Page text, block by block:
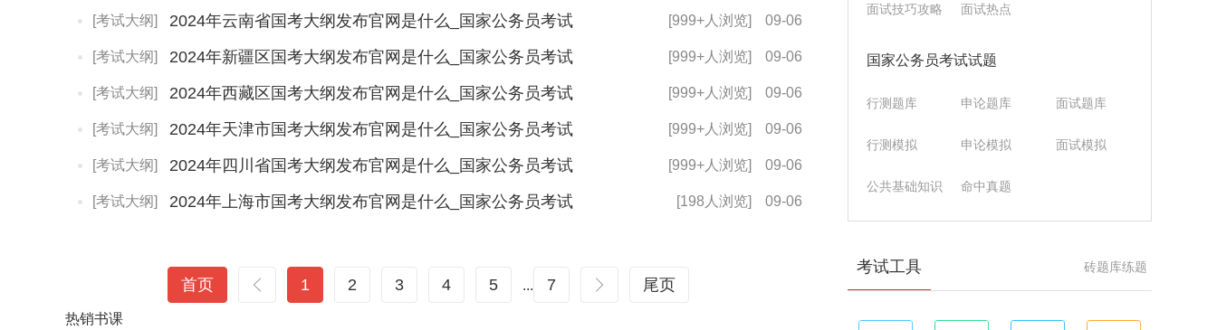
09-06
[999+人浏览]
[考试大纲] 2024年云南省国考大纲发布官网是什么_国家公务员考试
09-06
[999+人浏览]
[考试大纲] 2024年新疆区国考大纲发布官网是什么_国家公务员考试
09-06
[999+人浏览]
[考试大纲] 2024年西藏区国考大纲发布官网是什么_国家公务员考试
09-06
[999+人浏览]
[考试大纲] 2024年天津市国考大纲发布官网是什么_国家公务员考试
09-06
[999+人浏览]
[考试大纲] 2024年四川省国考大纲发布官网是什么_国家公务员考试
09-06
[198人浏览]
[考试大纲] 2024年上海市国考大纲发布官网是什么_国家公务员考试
首页 1 2 3 4 5 ... 7 尾页
热销书课
面试技巧攻略 面试热点
国家公务员考试试题
行测题库 申论题库 面试题库
行测模拟 申论模拟 面试模拟
公共基础知识 命中真题
砖题库练题
考试工具